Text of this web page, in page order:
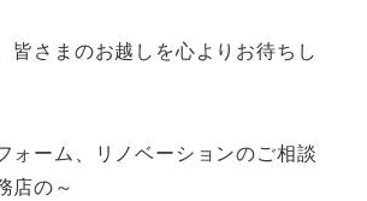
皆さまのお越しを心よりお待ちし
ォーム、リノベーションのご相談
店の～